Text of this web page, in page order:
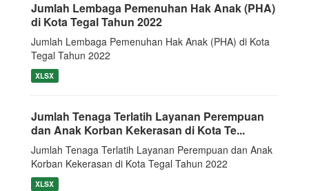
Jumlah Lembaga Pemenuhan Hak Anak (PHA)
di Kota Tegal Tahun 2022
Jumlah Lembaga Pemenuhan Hak Anak (PHA) di Kota
Tegal Tahun 2022
XLSX
Jumlah Tenaga Terlatih Layanan Perempuan
dan Anak Korban Kekerasan di Kota Te...
Jumlah Tenaga Terlatih Layanan Perempuan dan Anak
Korban Kekerasan di Kota Tegal Tahun 2022
XLSX